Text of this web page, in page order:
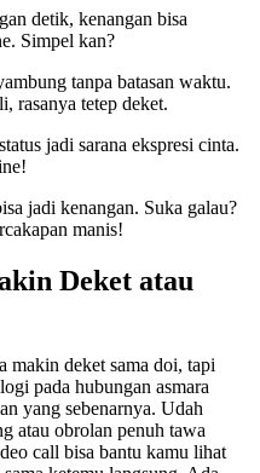
detik, kenangan bisa
Simpel kan?
tanpa batasan waktu.
rasanya tetep deket.
jadi sarana ekspresi cinta.
jadi kenangan. Suka galau?
manis!
Deket atau
deket sama doi, tapi
pada hubungan asmara
yang sebenarnya. Udah
atau obrolan penuh tawa
call bisa bantu kamu lihat